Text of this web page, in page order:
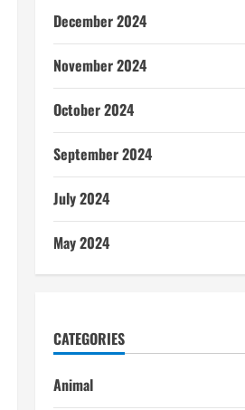
December 2024
November 2024
October 2024
September 2024
July 2024
May 2024
CATEGORIES
Animal